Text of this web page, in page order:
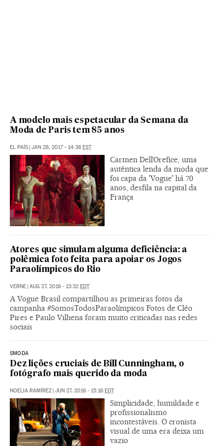
A modelo mais espetacular da Semana da
Moda de Paris tem 85 anos
EL PAÍS JAN 28, 2017 - 14:38 EST
Carmen Dell’Orefice, uma
autêntica lenda da moda que
foi capa da 'Vogue' há 70
anos, desfila na capital da
França
Atores que simulam alguma deficiência: a
polêmica foto feita para apoiar os Jogos
Paraolímpicos do Rio
VERNE | AUG 27, 2016 - 13:32 EDT
A Vogue Brasil compartilhou as primeiras fotos da
campanha #SomosTodosParaolímpicos Fotos de Cléo
Pires e Paulo Vilhena foram muito criticadas nas redes
sociais
SMODA
Dez lições cruciais de Bill Cunningham, o
fotógrafo mais querido da moda
NOELIA RAMÍREZ | JUN 27, 2016 - 15:16 EDT
Simplicidade, humildade e
profissionalismo
incontestáveis. O cronista
visual de uma era deixa um
vazio